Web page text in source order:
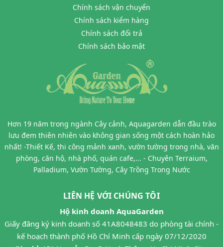
Chính sách vận chuyển
Chính sách kiểm hàng
Chính sách đổi trả
Chính sách bảo mật
Hơn 19 năm trong ngành Cây cảnh, Aquagarden dẫn đầu trào
lưu đem thiên nhiên vào không gian sống một cách hoàn hảo
nhất! -Thiết Kế, thi công mảnh xanh, vườn tường trong nhà, văn
phòng, căn hộ, nhà phố, quán cafe,... - Chuyên Terraium,
Palladium, Vườn Tường, Cây Trồng Trong Nước
LIÊN HỆ VỚI CHÚNG TÔI
Hộ kinh doanh AquaGarden
Giấy đăng ký kinh doanh số 41A8048483 do phòng tài chính -
kế hoạch thành phố Hồ Chí Minh cấp ngày 07/12/2020